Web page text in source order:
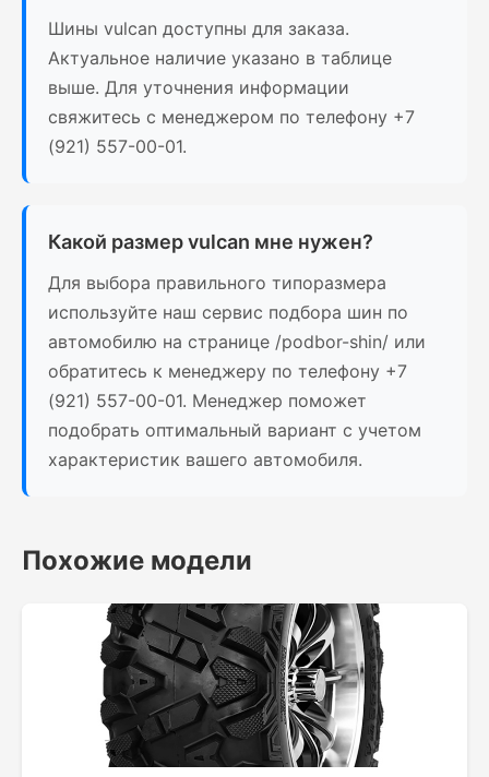
Шины vulcan доступны для заказа.
Актуальное наличие указано в таблице
выше. Для уточнения информации
свяжитесь с менеджером по телефону +7
(921) 557-00-01.
Какой размер vulcan мне нужен?
Для выбора правильного типоразмера
используйте наш сервис подбора шин по
автомобилю на странице /podbor-shin/ или
обратитесь к менеджеру по телефону +7
(921) 557-00-01. Менеджер поможет
подобрать оптимальный вариант с учетом
характеристик вашего автомобиля.
Похожие модели